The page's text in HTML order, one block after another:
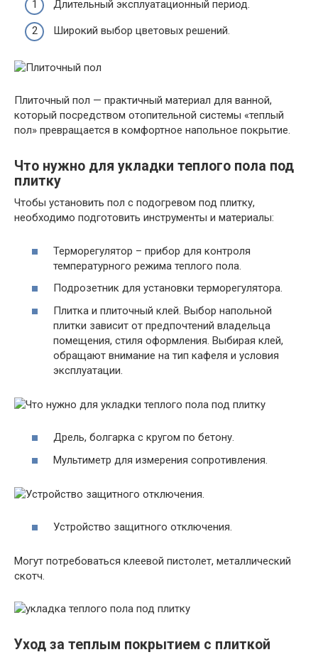
Длительный эксплуатационный период.
Широкий выбор цветовых решений.
Плиточный пол — практичный материал для ванной,
который посредством отопительной системы «теплый
пол» превращается в комфортное напольное покрытие.
Что нужно для укладки теплого пола под
плитку
Чтобы установить пол с подогревом под плитку,
необходимо подготовить инструменты и материалы:
Терморегулятор – прибор для контроля
температурного режима теплого пола.
Подрозетник для установки терморегулятора.
Плитка и плиточный клей. Выбор напольной
плитки зависит от предпочтений владельца
помещения, стиля оформления. Выбирая клей,
обращают внимание на тип кафеля и условия
эксплуатации.
Дрель, болгарка с кругом по бетону.
Мультиметр для измерения сопротивления.
Устройство защитного отключения.
Могут потребоваться клеевой пистолет, металлический
скотч.
Уход за теплым покрытием с плиткой